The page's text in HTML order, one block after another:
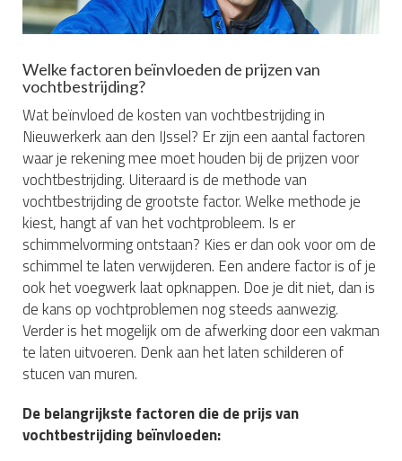
Welke factoren beïnvloeden de prijzen van
vochtbestrijding?
Wat beïnvloed de kosten van vochtbestrijding in
Nieuwerkerk aan den IJssel? Er zijn een aantal factoren
waar je rekening mee moet houden bij de prijzen voor
vochtbestrijding. Uiteraard is de methode van
vochtbestrijding de grootste factor. Welke methode je
kiest, hangt af van het vochtprobleem. Is er
schimmelvorming ontstaan? Kies er dan ook voor om de
schimmel te laten verwijderen. Een andere factor is of je
ook het voegwerk laat opknappen. Doe je dit niet, dan is
de kans op vochtproblemen nog steeds aanwezig.
Verder is het mogelijk om de afwerking door een vakman
te laten uitvoeren. Denk aan het laten schilderen of
stucen van muren.
De belangrijkste factoren die de prijs van
vochtbestrijding beïnvloeden: